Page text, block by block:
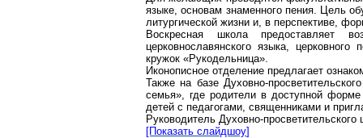
языке, основам знаменного пения. Цель
литургической жизни и, в перспективе,
Воскресная школа предоставляет
церковнославянского языка,
кружок «Рукодельница».
Иконописное отделение предлагает
Также на базе Духовно-
семья», где родители в доступной форме
детей с педагогами, священниками и
Руководитель Духовно-просветительского
[Показать слайдшоу]